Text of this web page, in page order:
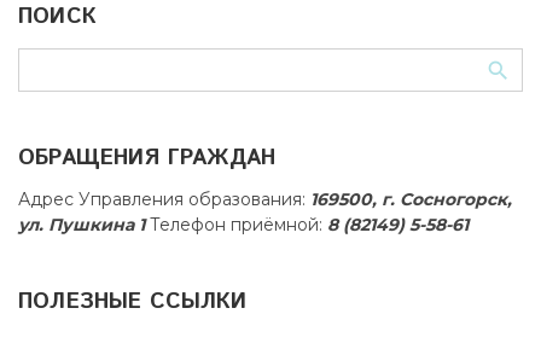
ПОИСК
ОБРАЩЕНИЯ ГРАЖДАН
Адрес Управления образования: 169500, г. Сосногорск,
ул. Пушкина 1Телефон приёмной: 8 (82149) 5-58-61
ПОЛЕЗНЫЕ ССЫЛКИ